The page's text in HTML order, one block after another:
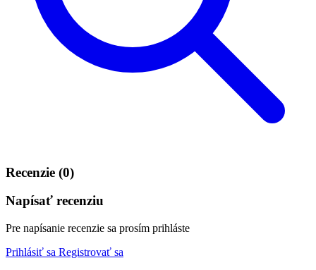
Recenzie (0)
Napísať recenziu
Pre napísanie recenzie sa prosím prihláste
Prihlásiť sa Registrovať sa